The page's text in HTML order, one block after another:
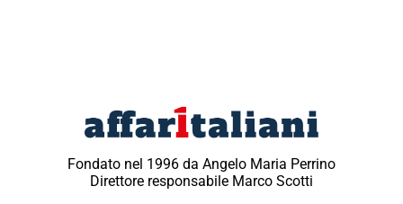
Fondato nel 1996 da Angelo Maria Perrino
Direttore responsabile Marco Scotti